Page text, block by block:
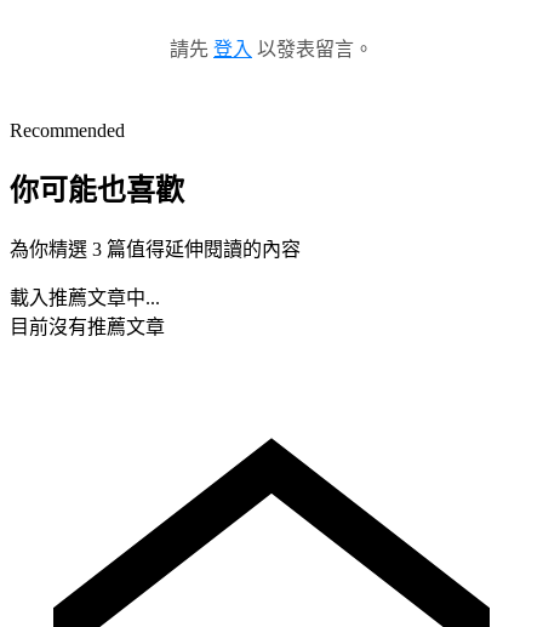
請先 登入 以發表留言。
Recommended
你可能也喜歡
為你精選 3 篇值得延伸閱讀的內容
載入推薦文章中...
目前沒有推薦文章